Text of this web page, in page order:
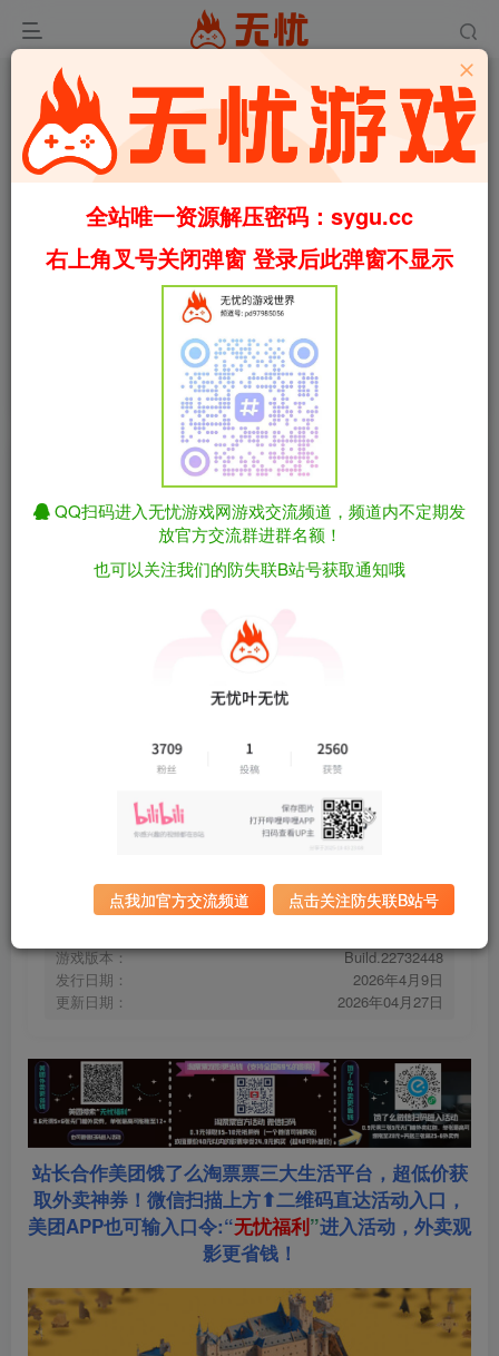
00:00/00:53 speed
Video load failed
奇妙之地 – 3D 拼图模拟器/Puzzling Places –
3D Jigsaw Sim Build.22732448（官中）
免费资源
奇妙之地 – 3D 拼图模拟器/Puzzling Places –
有问题看网站顶部解压运
迅雷下载
全站统一解压密码：
百度下载 UC下载
游戏大小：
2.7GB
游戏版本：
Build.22732448
发行日期：
2026年4月9日
更新日期：
2026年04月27日
站长合作美团饿了么淘票票三大生活平台，超低价获
取外卖神券！微信扫描上方⬆二维码直达活动入口，
美团APP也可输入口令:“无忧福利”进入活动，外卖观
影更省钱！
全站唯一资源解压密码：sygu.cc
右上角叉号关闭弹窗 登录后此弹窗不显示
QQ扫码进入无忧游戏网游戏交流频道，频道内不定期发
放官方交流群进群名额！
也可以关注我们的防失联B站号获取通知哦
点我加官方交流频道 点击关注防失联B站号